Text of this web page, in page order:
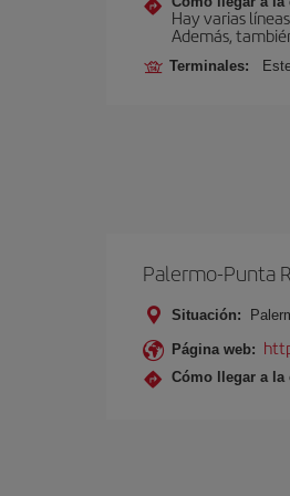
Hay varias
Además,
Terminales:
Palermo-Punta
Situación:
Página web:
Cómo llegar a la